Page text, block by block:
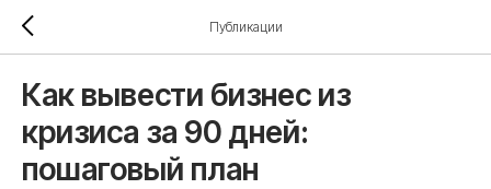
Публикации
Как вывести бизнес из
кризиса за 90 дней:
пошаговый план